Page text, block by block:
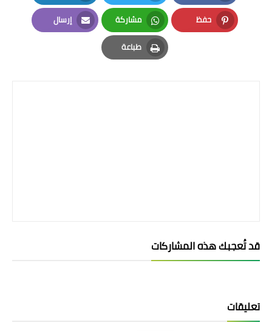
Facebook
Twitter
LinkedIn
حفظ
Pinterest
مشاركة
Whatsapp
إرسال
Email
طباعة
Print
قد تُعجبك هذه المشاركات
تعليقات